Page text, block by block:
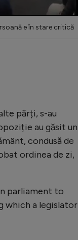
e în stare critică
părți, s-au
au găsit un
condusă de
ordinea de zi,
parliament to
which a legislator